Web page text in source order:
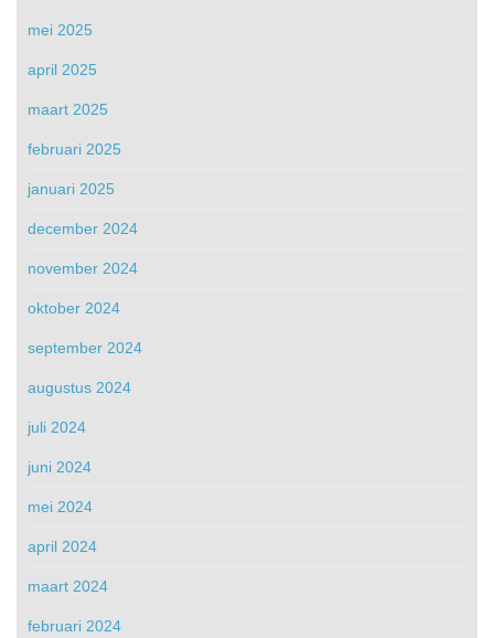
mei 2025
april 2025
maart 2025
februari 2025
januari 2025
december 2024
november 2024
oktober 2024
september 2024
augustus 2024
juli 2024
juni 2024
mei 2024
april 2024
maart 2024
februari 2024